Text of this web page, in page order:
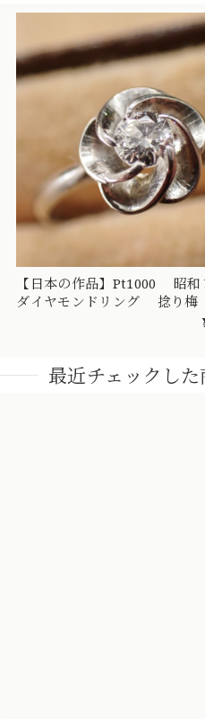
【日本の作品】Pt1000 昭
ダイヤモンドリング 捻り梅
梅） 和彫り 吉祥文様 ～楚
最近チェックし